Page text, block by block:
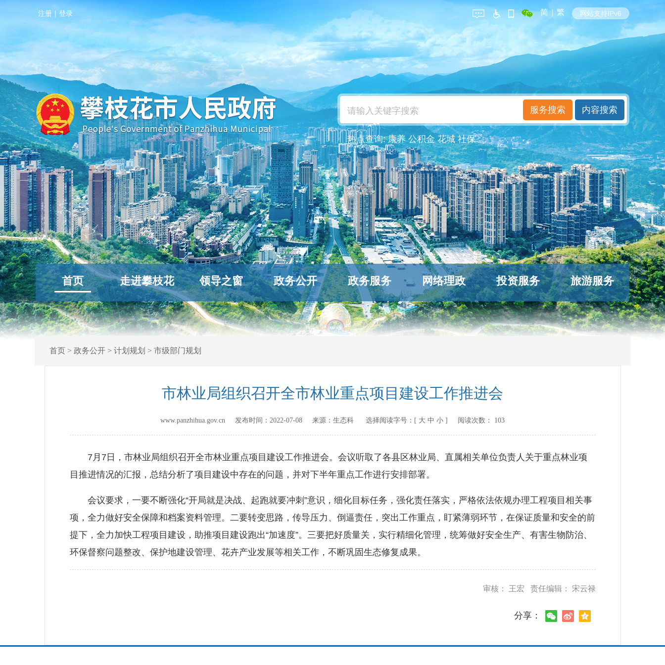
注册 | 登录 简 | 繁 网站支持IPv6
热点查询:康养 公积金 花城 社保
首页 走进攀枝花 领导之窗 政务公开 政务服务 网络理政 投资服务 旅游服务
首页> 政务公开> 计划规划 > 市级部门规划
市林业局组织召开全市林业重点项目建设工作推进会
www.panzhihua.gov.cn 发布时间： 2022-07-08 来源： 生态科 选择阅读字号：[ 大 中 小 ] 阅读次数： 103
7月7日，市林业局组织召开全市林业重点项目建设工作推进会。会议听取了各县区林业局、直属相关单位负责人关于重点林业项
目推进情况的汇报，总结分析了项目建设中存在的问题，并对下半年重点工作进行安排部署。
会议要求，一要不断强化“开局就是决战、起跑就要冲刺”意识，细化目标任务，强化责任落实，严格依法依规办理工程项目相关事
项，全力做好安全保障和档案资料管理。二要转变思路，传导压力、倒逼责任，突出工作重点，盯紧薄弱环节，在保证质量和安全的前
提下，全力加快工程项目建设，助推项目建设跑出“加速度”。三要把好质量关，实行精细化管理，统筹做好安全生产、有害生物防治、
环保督察问题整改、保护地建设管理、花卉产业发展等相关工作，不断巩固生态修复成果。
审核： 王宏 责任编辑： 宋云禄
分享：